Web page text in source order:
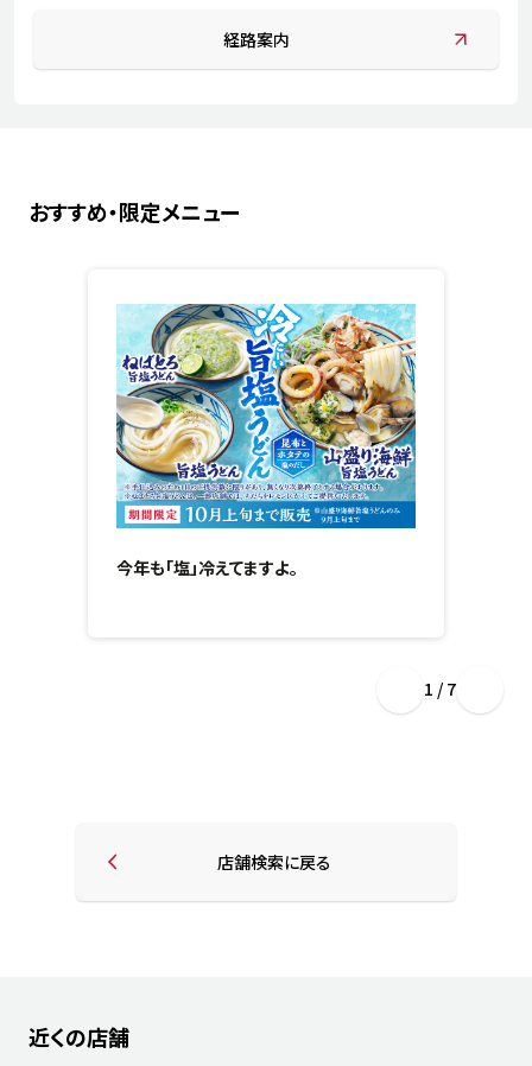
経路案内
おすすめ・限定メニュー
今年も「塩」冷えてますよ。
1 / 7
店舗検索に戻る
近くの店舗